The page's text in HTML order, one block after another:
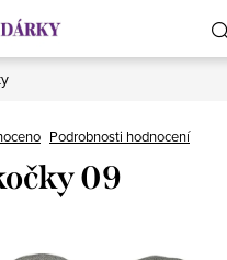
Podrobnosti hodnocení
09